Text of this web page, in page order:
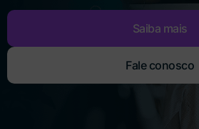
Saiba mais
Fale conosco